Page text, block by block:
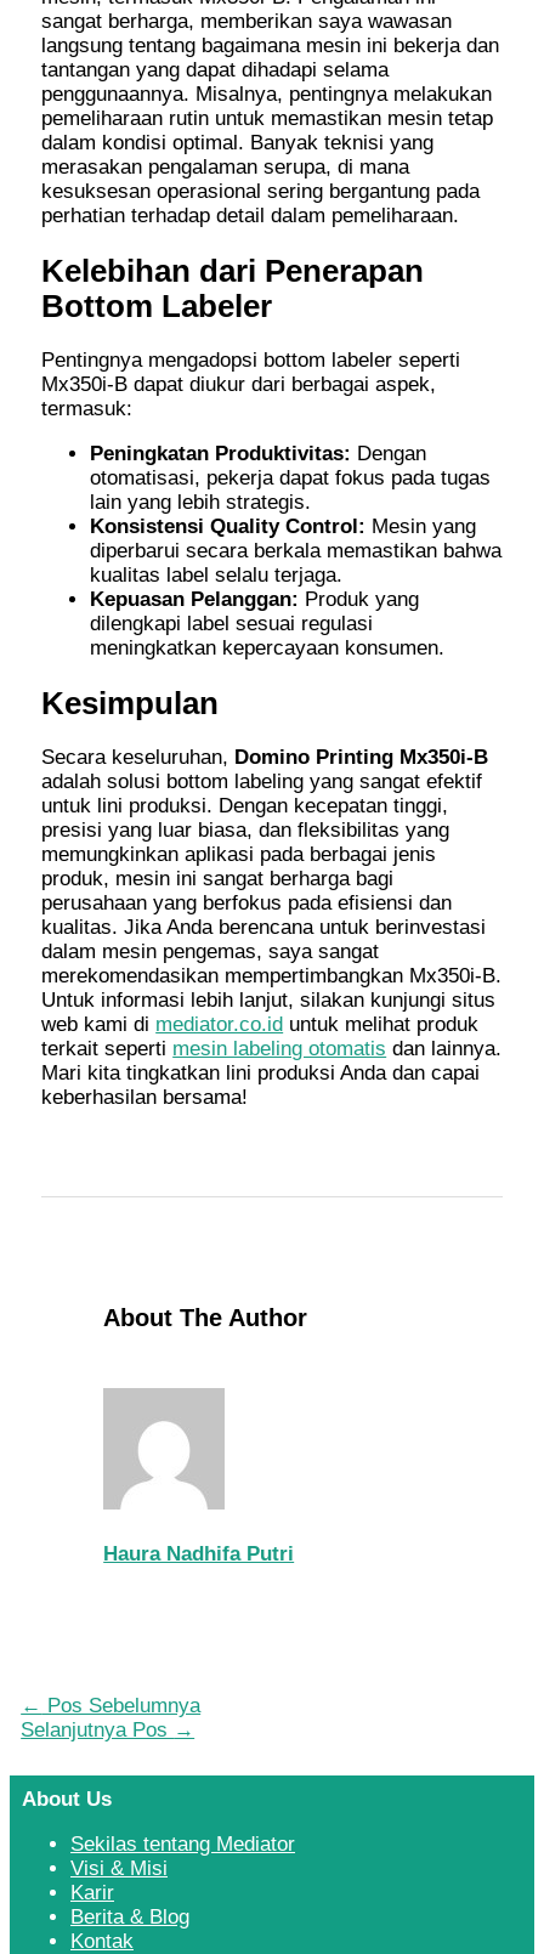
sangat berharga, memberikan saya wawasan
langsung tentang bagaimana mesin ini bekerja dan
tantangan yang dapat dihadapi selama
penggunaannya. Misalnya, pentingnya melakukan
pemeliharaan rutin untuk memastikan mesin tetap
dalam kondisi optimal. Banyak teknisi yang
merasakan pengalaman serupa, di mana
kesuksesan operasional sering bergantung pada
perhatian terhadap detail dalam pemeliharaan.
Kelebihan dari Penerapan
Bottom Labeler
Pentingnya mengadopsi bottom labeler seperti
Mx350i-B dapat diukur dari berbagai aspek,
termasuk:
Peningkatan Produktivitas: Dengan
otomatisasi, pekerja dapat fokus pada tugas
lain yang lebih strategis.
Konsistensi Quality Control: Mesin yang
diperbarui secara berkala memastikan bahwa
kualitas label selalu terjaga.
Kepuasan Pelanggan: Produk yang
dilengkapi label sesuai regulasi
meningkatkan kepercayaan konsumen.
Kesimpulan
Secara keseluruhan, Domino Printing Mx350i-B
adalah solusi bottom labeling yang sangat efektif
untuk lini produksi. Dengan kecepatan tinggi,
presisi yang luar biasa, dan fleksibilitas yang
memungkinkan aplikasi pada berbagai jenis
produk, mesin ini sangat berharga bagi
perusahaan yang berfokus pada efisiensi dan
kualitas. Jika Anda berencana untuk berinvestasi
dalam mesin pengemas, saya sangat
merekomendasikan mempertimbangkan Mx350i-B.
Untuk informasi lebih lanjut, silakan kunjungi situs
web kami di mediator.co.id untuk melihat produk
terkait seperti mesin labeling otomatis dan lainnya.
Mari kita tingkatkan lini produksi Anda dan capai
keberhasilan bersama!
About The Author
Haura Nadhifa Putri
← Pos Sebelumnya
Selanjutnya Pos →
About Us
Sekilas tentang Mediator
Visi & Misi
Karir
Berita & Blog
Kontak